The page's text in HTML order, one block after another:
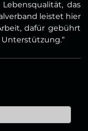
das
leistet hier
dafür gebührt